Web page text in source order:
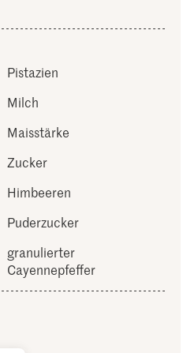
Pistazien
Milch
Maisstärke
Zucker
Himbeeren
Puderzucker
granulierter
Cayennepfeffer